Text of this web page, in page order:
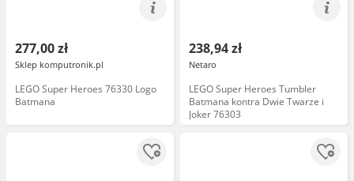
277,00 zł
Sklep komputronik.pl
LEGO Super Heroes 76330 Logo
Batmana
238,94 zł
Netaro
LEGO Super Heroes Tumbler
Batmana kontra Dwie Twarze i
Joker 76303